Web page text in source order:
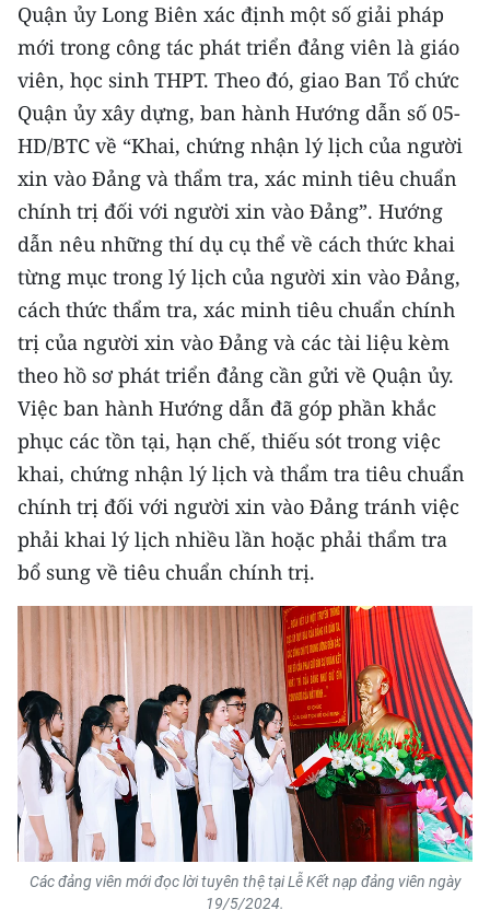
Media Khoa học - Công nghệ
Media Môi trường
Ảnh
Infographic
TIN MỚI
TIN ĐỊA PHƯƠNG
Trung du và miền núi phía Bắc
Đồng bằng sông Hồng
Bắc Trung Bộ
Duyên hải Nam Trung Bộ và Tây
Nguyên
Đông Nam Bộ
Chuyên trang Hà Nội
Chuyên trang TP. Hồ Chí Minh
CHUYÊN ĐỀ
CÁC CHUYÊN TRANG
VỀ BÁO NHÂN DÂN
Quận ủy Long Biên xác định một số giải pháp
mới trong công tác phát triển đảng viên là giáo
viên, học sinh THPT. Theo đó, giao Ban Tổ chức
Quận ủy xây dựng, ban hành Hướng dẫn số 05-
HD/BTC về “Khai, chứng nhận lý lịch của người
xin vào Đảng và thẩm tra, xác minh tiêu chuẩn
chính trị đối với người xin vào Đảng”. Hướng
dẫn nêu những thí dụ cụ thể về cách thức khai
từng mục trong lý lịch của người xin vào Đảng,
cách thức thẩm tra, xác minh tiêu chuẩn chính
trị của người xin vào Đảng và các tài liệu kèm
theo hồ sơ phát triển đảng cần gửi về Quận ủy.
Việc ban hành Hướng dẫn đã góp phần khắc
phục các tồn tại, hạn chế, thiếu sót trong việc
khai, chứng nhận lý lịch và thẩm tra tiêu chuẩn
chính trị đối với người xin vào Đảng tránh việc
phải khai lý lịch nhiều lần hoặc phải thẩm tra
bổ sung về tiêu chuẩn chính trị.
Các đảng viên mới đọc lời tuyên thệ tại Lễ Kết nạp đảng viên ngày
19/5/2024.